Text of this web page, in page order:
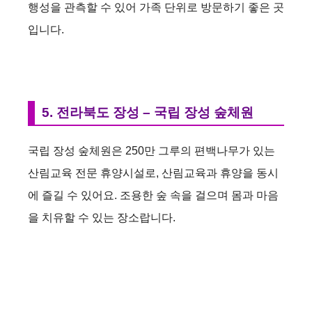
행성을 관측할 수 있어 가족 단위로 방문하기 좋은 곳
입니다.
5. 전라북도 장성 – 국립 장성 숲체원
국립 장성 숲체원은 250만 그루의 편백나무가 있는
산림교육 전문 휴양시설로, 산림교육과 휴양을 동시
에 즐길 수 있어요. 조용한 숲 속을 걸으며 몸과 마음
을 치유할 수 있는 장소랍니다.